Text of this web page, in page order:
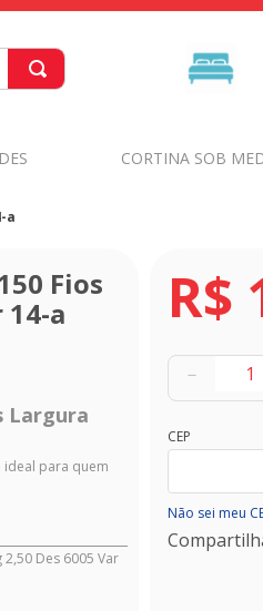
CORTINA SOB
a
Fios
14-a
Largura
ideal para quem
2,50 Des 6005 Var
R$
－
CEP
Não sei meu